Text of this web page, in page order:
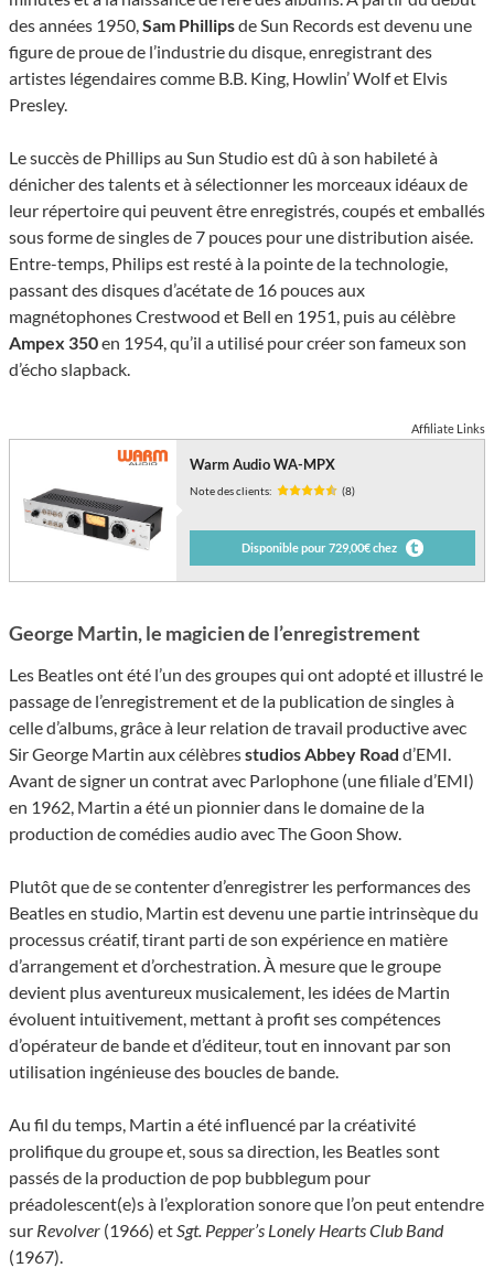
des années 1950,Sam Phillipsde Sun Records est devenu une
figure de proue de l’industrie du disque, enregistrant des
artistes légendaires comme B.B. King, Howlin’ Wolf et Elvis
Presley.
Le succès de Phillips au Sun Studio est dû à son habileté à
dénicher des talents et à sélectionner les morceaux idéaux de
leur répertoire qui peuvent être enregistrés, coupés et emballés
sous forme de singles de 7 pouces pour une distribution aisée.
Entre-temps, Philips est resté à la pointe de la technologie,
passant des disques d’acétate de 16 pouces aux
magnétophones Crestwood et Bell en 1951, puis au célèbre
Ampex 350en 1954, qu’il a utilisé pour créer son fameux son
d’écho slapback.
Affiliate Links
Warm Audio WA-MPX
Note des clients: (8)
Disponible pour 729,00€ chez
George Martin, le magicien de l’enregistrement
Les Beatles ont été l’un des groupes qui ont adopté et illustré le
passage de l’enregistrement et de la publication de singles à
celle d’albums, grâce à leur relation de travail productive avec
Sir George Martin aux célèbresstudios Abbey Road d’EMI.
Avant de signer un contrat avec Parlophone (une filiale d’EMI)
en 1962, Martin a été un pionnier dans le domaine de la
production de comédies audio avec The Goon Show.
Plutôt que de se contenter d’enregistrer les performances des
Beatles en studio, Martin est devenu une partie intrinsèque du
processus créatif, tirant parti de son expérience en matière
d’arrangement et d’orchestration. À mesure que le groupe
devient plus aventureux musicalement, les idées de Martin
évoluent intuitivement, mettant à profit ses compétences
d’opérateur de bande et d’éditeur, tout en innovant par son
utilisation ingénieuse des boucles de bande.
Au fil du temps, Martin a été influencé par la créativité
prolifique du groupe et, sous sa direction, les Beatles sont
passés de la production de pop bubblegum pour
préadolescent(e)s à l’exploration sonore que l’on peut entendre
sur Revolver (1966) etSgt. Pepper’s Lonely Hearts Club Band
(1967).